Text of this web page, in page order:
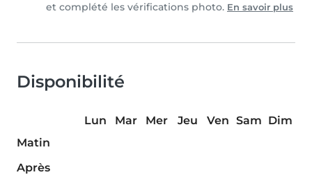
et complété les vérifications photo. En savoir plus
Disponibilité
Lun Mar Mer Jeu Ven Sam Dim
Matin
Après